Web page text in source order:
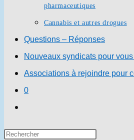
pharmaceutiques
Cannabis et autres drogues
Questions – Réponses
Nouveaux syndicats pour
Associations à rejoindre pour
0
search
Press